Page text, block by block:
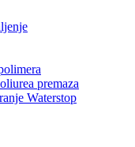
premaza
Waterstop